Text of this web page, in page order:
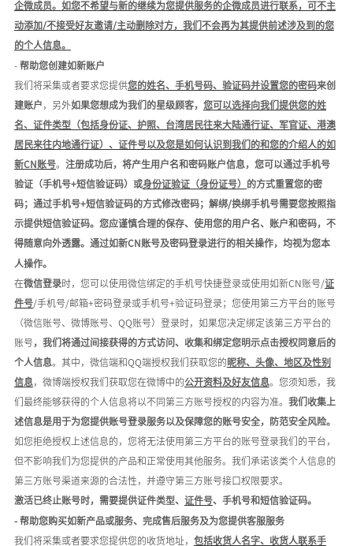
企微成员。 如您不希望与新的继续为您提供服务的企微成员进行联系，可不主
动添加/不接受好友邀请/主动删除对方，我们不会再为其提供前述涉及到的您
的个人信息。
- 帮助您创建如新账户
我们将采集或者要求您提供您的姓名、手机号码、验证码并设置您的密码来创
建账户 ，另外如果您想成为我们的星级顾客， 您可以选择向我们提供您的姓
名、证件类型（包括身份证、护照、台湾居民往来大陆通行证、军官证、港澳
居民来往内地通行证）、证件号以及您是如何认识到我们的和您的介绍人的如
新CN账号。 注册成功后，将产生用户名和密码账户信息，您可以通过手机号
验证（手机号+短信验证码）或身份证验证（身份证号） 的方式重置您的密
码；通过手机号+短信验证码的方式修改密码；解绑/换绑手机号需要您按照指
示提供短信验证码。您应谨慎合理的保存、使用您的用户名、账户和密码，不
得随意向外透露。通过如新CN账号及密码登录进行的相关操作，均视为您本
人操作。
在微信登录时，您可以使用微信绑定的手机号快捷登录或使用如新CN账号/证
件号/手机号/邮箱+密码登录或手机号+验证码登录；您使用第三方平台的账号
（微信账号、微博账号、QQ账号）登录时，如果您决定绑定该第三方平台的
账号 ，我们将通过间接获得的方式访问、收集和绑定您明示点击授权同意后的
个人信息。其中，微信端和QQ端授权我们获取您的 昵称、头像、地区及性别
信息 ，微博端授权我们获取您在微博中的公开资料及好友信息。您须知悉，我
们最终能够获得的个人信息将以不同第三方账号授权的内容为准。 我们收集上
述信息是用于为您提供账号登录服务以及保障您的账号安全，防范安全风险。
如您拒绝授权上述信息的，您将无法使用第三方平台的账号登录我们的平台，
但不影响我们为您提供的产品和正常使用其他服务。我们承诺该类个人信息的
第三方账号渠道来源的合法性，并遵守第三方账号接口权限要求。
激活已终止账号时，需要提供证件类型、 证件号、手机号和短信验证码。
- 帮助您购买如新产品或服务、完成售后服务及为您提供客服服务
我们将采集或者要求您提供您的收货地址， 包括收货人名字、收货人联系手